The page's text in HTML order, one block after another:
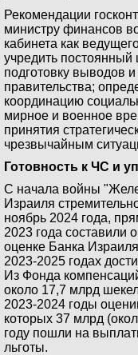
Рекомендации
министру финансов
кабинета как
учредить
подготовку выводов
правительства;
координацию
мирное и военное
принятия
чрезвычайным
Готовность к ЧС и
С начала войны
Израиля
ноябрь 2024 года,
2023 года составили
оценке Банка
2023-2025 годах
Из Фонда
около 17,7 млрд
2023-2024 годы
которых 37 млрд
году пошли на
льготы.